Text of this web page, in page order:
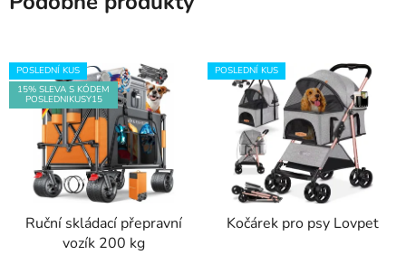
POSLEDNÍ KUS
15% SLEVA S KÓDEM
POSLEDNIKUSY15
Ruční skládací přepravní
vozík 200 kg
POSLEDNÍ KUS
Kočárek pro psy Lovpet